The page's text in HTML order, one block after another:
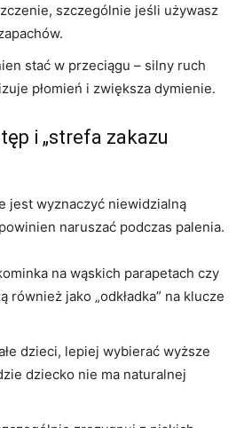
szczególnie jeśli używasz
stać w przeciągu – silny ruch
płomień i zwiększa dymienie.
i „strefa zakazu
jest wyznaczyć niewidzialną
naruszać podczas palenia.
na wąskich parapetach czy
również jako „odkładka” na klucze
dzieci, lepiej wybierać wyższe
dziecko nie ma naturalnej